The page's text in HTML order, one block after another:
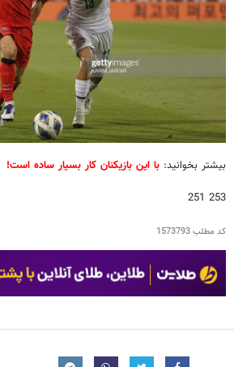
بیشتر بخوانید: با این بازیکنان کار بسیار ساده است!
253 251
کد مطلب1573793